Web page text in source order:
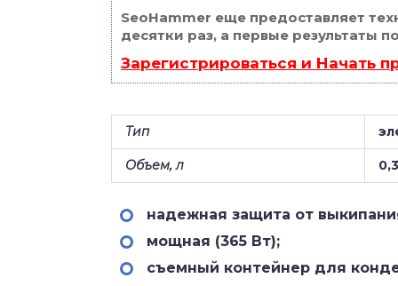
SeoHammer еще предоставляет
десятки раз, а первые результаты
Зарегистрироваться и Начать
Тип
Объем, л 0,3
надежная защита от
мощная (365 Вт);
съемный контейнер для